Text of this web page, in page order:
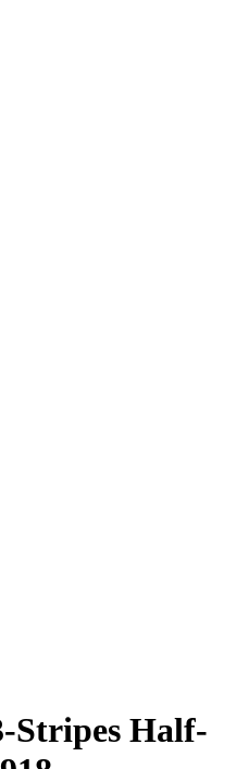
Stripes Half-